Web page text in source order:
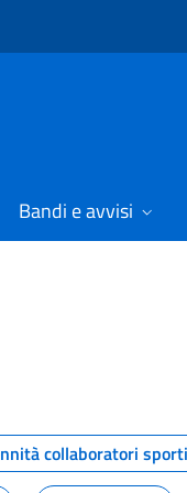
Bandi e avvisi
lo sport
collaboratori